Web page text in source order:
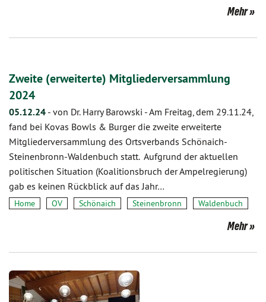
Mehr
Zweite (erweiterte) Mitgliederversammlung
2024
05.12.24 - von Dr. Harry Barowski -Am Freitag, dem 29.11.24,
fand bei Kovas Bowls & Burger die zweite erweiterte
Mitgliederversammlung des Ortsverbands Schönaich-
Steinenbronn-Waldenbuch statt. Aufgrund der aktuellen
politischen Situation (Koalitionsbruch der Ampelregierung)
gab es keinen Rückblick auf das Jahr…
Home OV Schönaich Steinenbronn Waldenbuch
Mehr